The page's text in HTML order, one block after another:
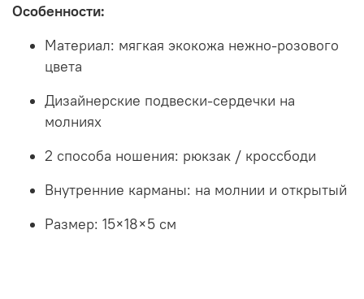
Особенности:
Материал: мягкая экокожа нежно-розового
цвета
Дизайнерские подвески-сердечки на
молниях
2 способа ношения: рюкзак / кроссбоди
Внутренние карманы: на молнии и открытый
Размер: 15×18×5 см